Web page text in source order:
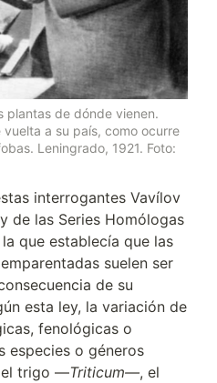
plantas de dónde vienen.
a su país, como ocurre
Leningrado, 1921. Foto:
interrogantes Vavílov
de las Series Homólogas
que establecía que las
suelen ser
de su
esta ley, la variación de
fenológicas o
especies o géneros
el trigo —Triticum—, el